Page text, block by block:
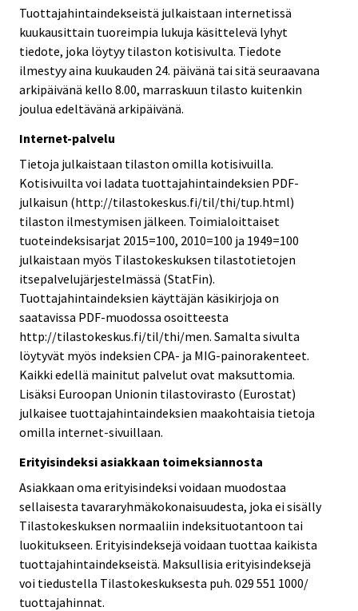
Tuottajahintaindekseistä julkaistaan internetissä
kuukausittain tuoreimpia lukuja käsittelevä lyhyt
tiedote, joka löytyy tilaston kotisivulta. Tiedote
ilmestyy aina kuukauden 24. päivänä tai sitä seuraavana
arkipäivänä kello 8.00, marraskuun tilasto kuitenkin
joulua edeltävänä arkipäivänä.
Internet-palvelu
Tietoja julkaistaan tilaston omilla kotisivuilla.
Kotisivuilta voi ladata tuottajahintaindeksien PDF-
julkaisun (http://tilastokeskus.fi/til/thi/tup.html)
tilaston ilmestymisen jälkeen. Toimialoittaiset
tuoteindeksisarjat 2015=100, 2010=100 ja 1949=100
julkaistaan myös Tilastokeskuksen tilastotietojen
itsepalvelujärjestelmässä (StatFin).
Tuottajahintaindeksien käyttäjän käsikirjoja on
saatavissa PDF-muodossa osoitteesta
http://tilastokeskus.fi/til/thi/men. Samalta sivulta
löytyvät myös indeksien CPA- ja MIG-painorakenteet.
Kaikki edellä mainitut palvelut ovat maksuttomia.
Lisäksi Euroopan Unionin tilastovirasto (Eurostat)
julkaisee tuottajahintaindeksien maakohtaisia tietoja
omilla internet-sivuillaan.
Erityisindeksi asiakkaan toimeksiannosta
Asiakkaan oma erityisindeksi voidaan muodostaa
sellaisesta tavararyhmäkokonaisuudesta, joka ei sisälly
Tilastokeskuksen normaaliin indeksituotantoon tai
luokitukseen. Erityisindeksejä voidaan tuottaa kaikista
tuottajahintaindekseistä. Maksullisia erityisindeksejä
voi tiedustella Tilastokeskuksesta puh. 029 551 1000/
tuottajahinnat.